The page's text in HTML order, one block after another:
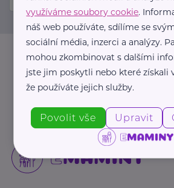
využíváme soubory cookie.
náš web používáte, sdílíme se
sociální média, inzerci a analýzy.
mohou zkombinovat s dalšími
jste jim poskytli nebo které získali
že používáte jejich služby.
Povolit vše Upravit